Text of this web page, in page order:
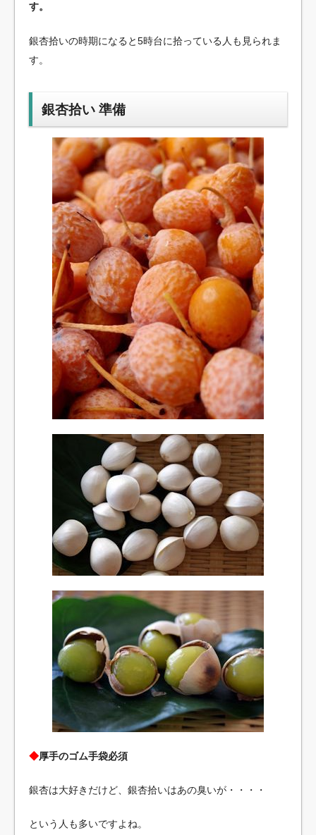
す。
銀杏拾いの時期になると5時台に拾っている人も見られま
す。
銀杏拾い 準備
◆厚手のゴム手袋必須
銀杏は大好きだけど、銀杏拾いはあの臭いが・・・・
という人も多いですよね。